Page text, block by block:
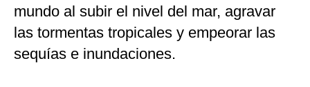
mundo al subir el nivel del mar, agravar
las tormentas tropicales y empeorar las
sequías e inundaciones.